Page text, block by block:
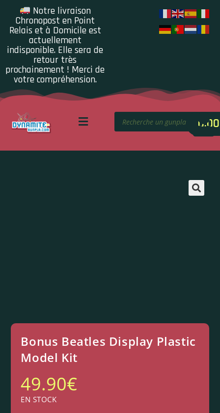
Notre livraison
Chronopost en Point
Relais et à Domicile est
actuellement
indisponible. Elle sera de
retour très
prochainement ! Merci de
votre compréhension.
0.00
Bonus Beatles Display Plastic
Model Kit
49.90€
EN STOCK